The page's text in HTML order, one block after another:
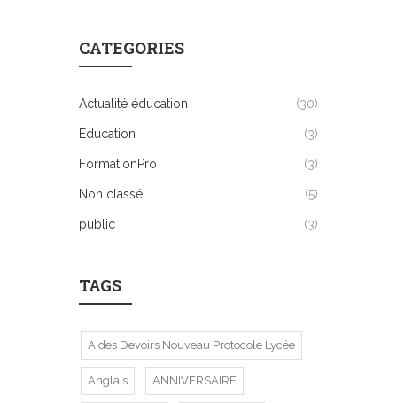
CATEGORIES
Actualité éducation (30)
Education (3)
FormationPro (3)
Non classé (5)
public (3)
TAGS
Aides Devoirs Nouveau Protocole Lycée
Anglais ANNIVERSAIRE